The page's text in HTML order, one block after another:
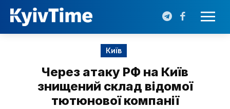
Київ
Через атаку РФ на Київ
знищений склад відомої
тютюнової компанії